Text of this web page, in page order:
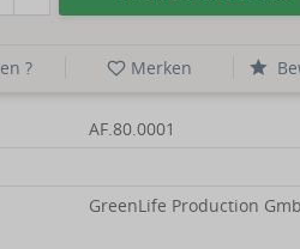
? Merken
AF.80.0001
GreenLife Production